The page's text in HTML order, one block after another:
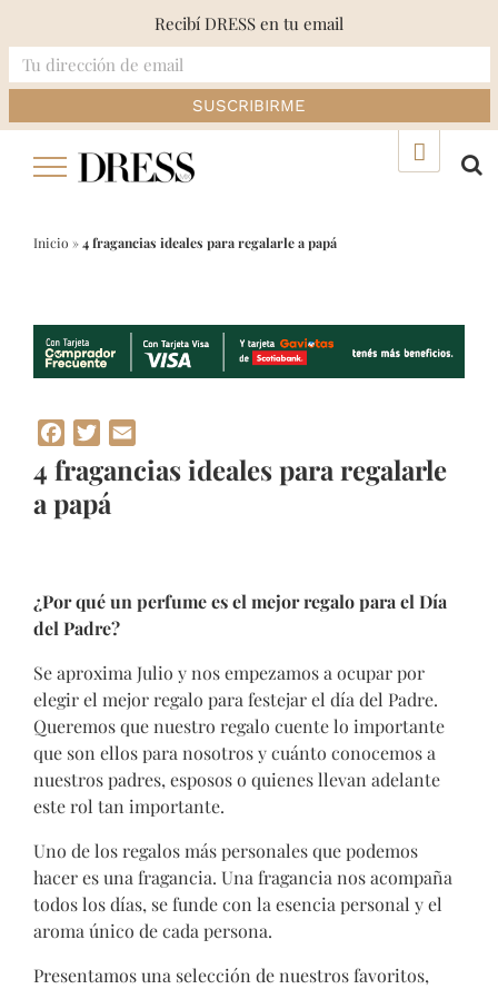
Inicio »4 fragancias ideales para regalarle a papá
Facebook
Twitter
4 fragancias ideales para regalarle
a papá
¿Por qué un perfume es el mejor regalo para el Día
del Padre?
Se aproxima Julio y nos empezamos a ocupar por
elegir el mejor regalo para festejar el día del Padre.
Queremos que nuestro regalo cuente lo importante
que son ellos para nosotros y cuánto conocemos a
nuestros padres, esposos o quienes llevan adelante
este rol tan importante.
Uno de los regalos más personales que podemos
hacer es una fragancia. Una fragancia nos acompaña
todos los días, se funde con la esencia personal y el
aroma único de cada persona.
Presentamos una selección de nuestros favoritos,
Recibí DRESS en tu email